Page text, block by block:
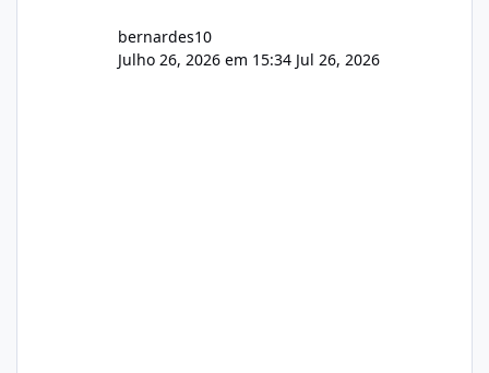
bernardes10
Julho 26, 2026 em 15:34 Jul 26, 2026